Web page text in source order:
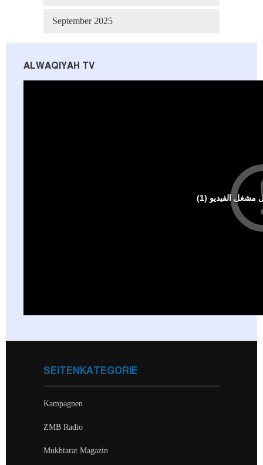
September 2025
ALWAQIYAH TV
SEITENKATEGORIE
Kampagnen
ZMB Radio
Mukhtarat Magazin